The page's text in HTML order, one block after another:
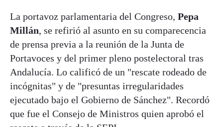
La portavoz parlamentaria del Congreso, Pepa
Millán, se refirió al asunto en su comparecencia
de prensa previa a la reunión de la Junta de
Portavoces y del primer pleno postelectoral tras
Andalucía. Lo calificó de un "rescate rodeado de
incógnitas" y de "presuntas irregularidades
ejecutado bajo el Gobierno de Sánchez". Recordó
que fue el Consejo de Ministros quien aprobó el